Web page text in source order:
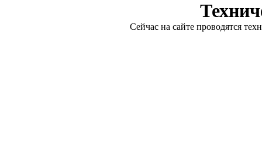
Сейчас на сайте проводятся